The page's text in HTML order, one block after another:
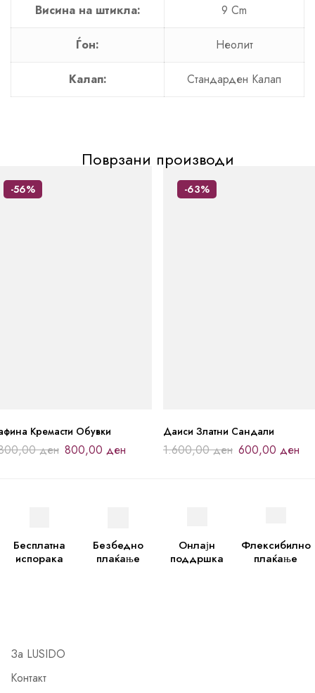
Висина на штикла: 9 Cm
Ѓон: Неолит
Калап: Стандарден Калап
Поврзани производи
-56%
Кремасти Обувки
ден 800,00 ден
-63%
Даиси Златни Сандали
1.600,00ден 600,00 ден
Бесплатна
испорака
Безбедно
плаќање
Онлајн
поддршка
Флексибилно
плаќање
За LUSIDO
Контакт